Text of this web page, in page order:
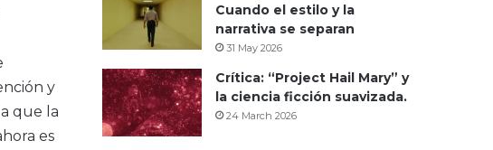
y
que la
es
Cuando el estilo y la
narrativa se separan
31 May 2026
Crítica: “Project Hail Mary” y
la ciencia ficción suavizada.
24 March 2026